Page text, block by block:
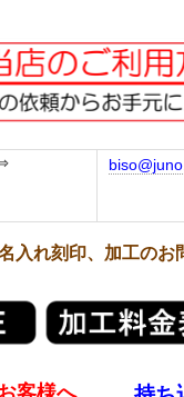
⇒
お見積
入れ刻印、加工のお
客様へ